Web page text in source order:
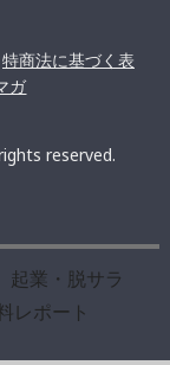
特商法に基づく表
ガ
reserved.
起業・脱サラ
レポート